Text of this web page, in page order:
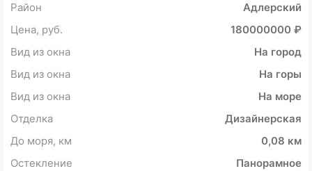
Район
Адлерский
Цена, руб.
180000000 ₽
Вид из окна
На город
Вид из окна
На горы
Вид из окна
На море
Отделка
Дизайнерская
До моря, км
0,08 км
Остекление
Панорамное